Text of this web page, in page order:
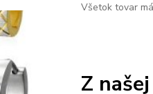
Všetok tovar
Z